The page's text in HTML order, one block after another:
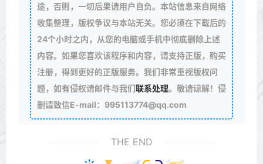
途，否则，一切后果请用户自负。本站信息来自网络
收集整理，版权争议与本站无关。您必须在下载后的
24个小时之内，从您的电脑或手机中彻底删除上述
内容。如果您喜欢该程序和内容，请支持正版，购买
注册，得到更好的正版服务。我们非常重视版权问
题，如有侵权请邮件与我们联系处理。敬请谅解！侵
删请致信E-mail：995113774@qq.com
THE END